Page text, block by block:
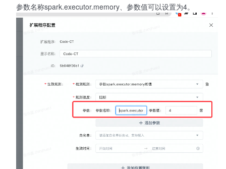
参数名称spark.executor.memory、参数值可以设置为4。